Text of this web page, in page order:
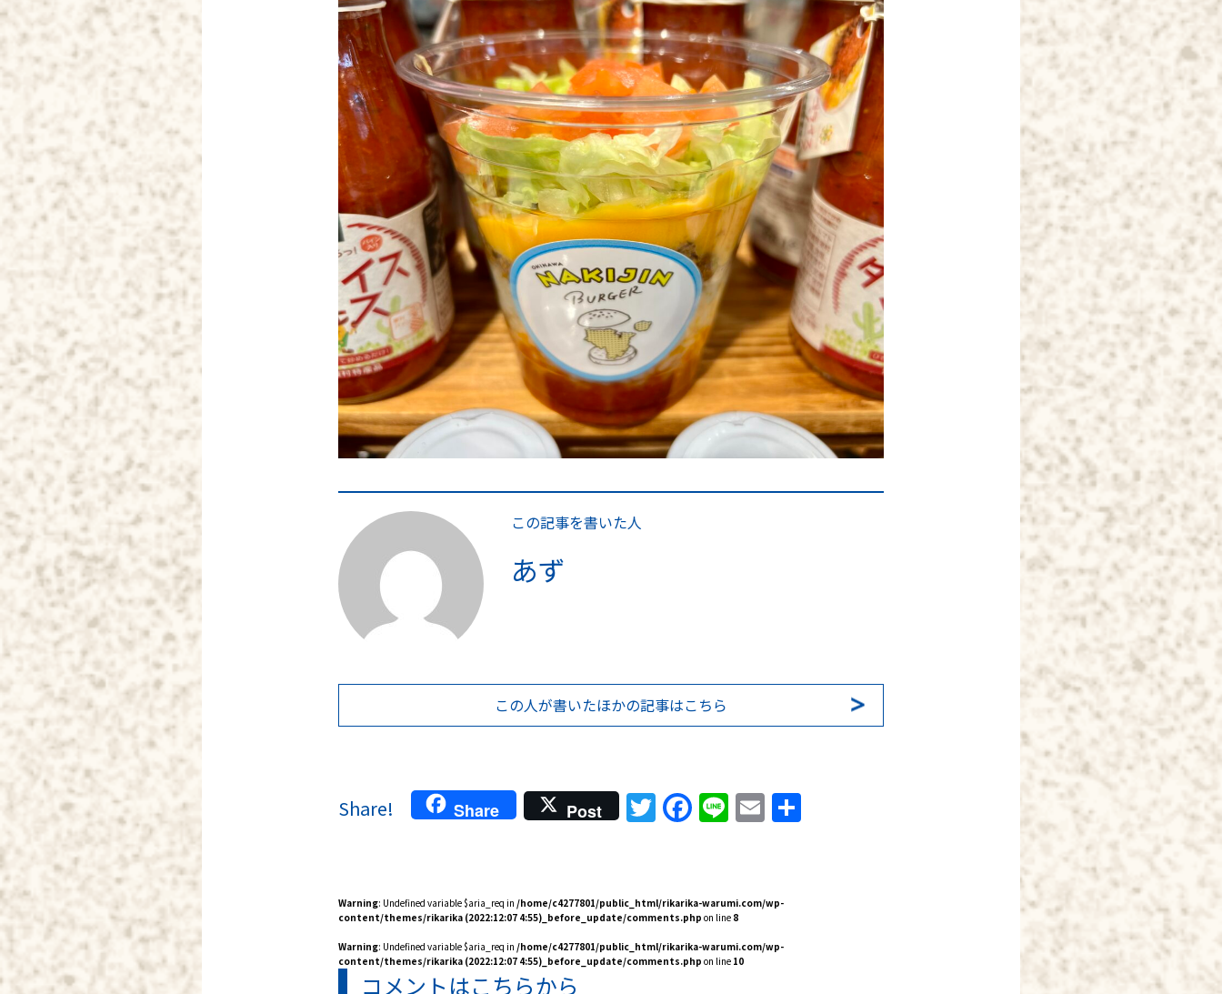
この記事を書いた人
あず
この人が書いたほかの記事はこちら
Share! Share Post Twitter
Facebook
LineEmail
Warning: Undefined variable $aria_req in /home/c4277801/public_html/rikarika-warumi.com/wp-
content/themes/rikarika (2022:12:07 4:55)_before_update/comments.php on line 8
Warning: Undefined variable $aria_req in /home/c4277801/public_html/rikarika-warumi.com/wp-
content/themes/rikarika (2022:12:07 4:55)_before_update/comments.php on line 10
コメントはこちらから